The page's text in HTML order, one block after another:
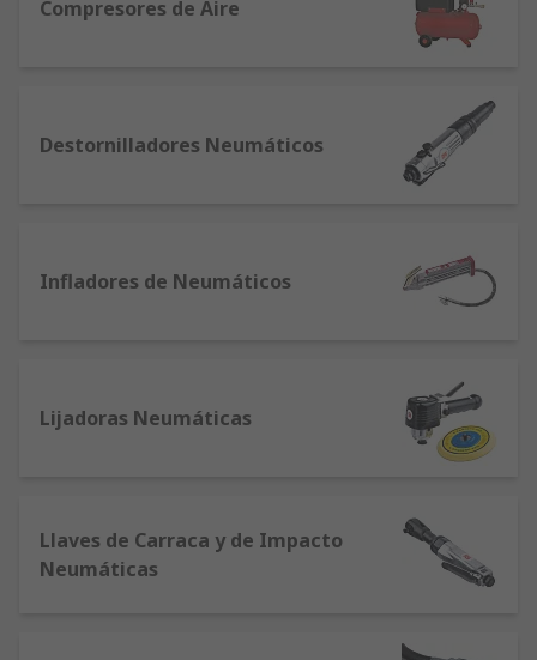
Compresores de Aire
Destornilladores Neumáticos
Infladores de Neumáticos
Lijadoras Neumáticas
Llaves de Carraca y de Impacto
Neumáticas